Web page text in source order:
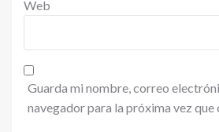
Web
Guarda mi nombre, correo
navegador para la próxima vez que